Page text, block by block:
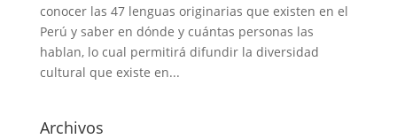
conocer las 47 lenguas originarias que existen en el
Perú y saber en dónde y cuántas personas las
hablan, lo cual permitirá difundir la diversidad
cultural que existe en...
Archivos